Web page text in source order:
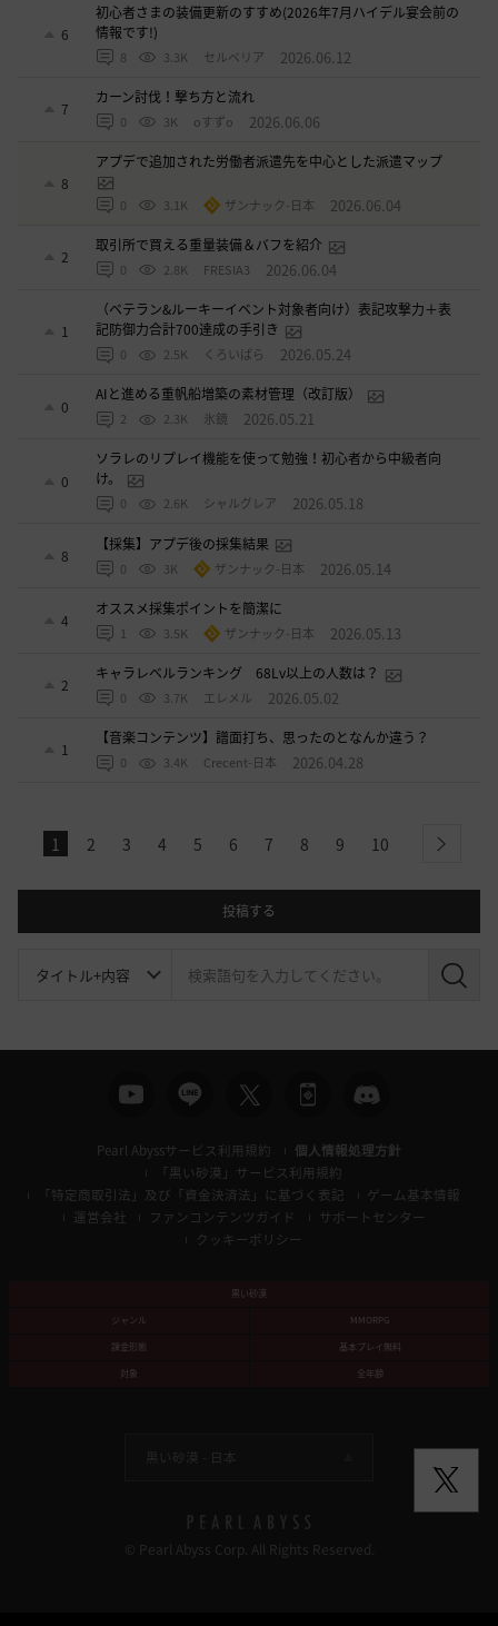
6
初心者さまの装備更新のすすめ(2026年7月ハイデル宴会前の
情報です!)
8 3.3K セルベリア 2026.06.12
7
カーン討伐！撃ち方と流れ
0 3K oすずo 2026.06.06
8
アプデで追加された労働者派遣先を中心とした派遣マップ
0 3.1K ザンナック-日本 2026.06.04
2
取引所で買える重量装備＆バフを紹介
0 2.8K FRESIA3 2026.06.04
1
（ベテラン&ルーキーイベント対象者向け）表記攻撃力＋表
記防御力合計700達成の手引き
0 2.5K くろいばら 2026.05.24
0
AIと進める重帆船増築の素材管理（改訂版）
2 2.3K 氷鏡 2026.05.21
0
ソラレのリプレイ機能を使って勉強！初心者から中級者向
け。
0 2.6K シャルグレア 2026.05.18
8
【採集】アプデ後の採集結果
0 3K ザンナック-日本 2026.05.14
4
オススメ採集ポイントを簡潔に
1 3.5K ザンナック-日本 2026.05.13
2
キャラレベルランキング 68Lv以上の人数は？
0 3.7K エレメル 2026.05.02
1
【音楽コンテンツ】譜面打ち、思ったのとなんか違う？
0 3.4K Crecent-日本 2026.04.28
1 2 3 4 5 6 7 8 9 10 next
投稿する
検
Pearl Abyssサービス利用規約
個人情報処理方針
「黒い砂漠」サービス利用規約
「特定商取引法」及び「資金決済法」に基づく表記
ゲーム基本情報
運営会社
ファンコンテンツガイド
サポートセンター
クッキーポリシー
黒い砂漠
ジャンル
MMORPG
課金形態
基本プレイ無料
対象
全年齢
黒い砂漠 - 日本
© Pearl Abyss Corp. All Rights Reserved.